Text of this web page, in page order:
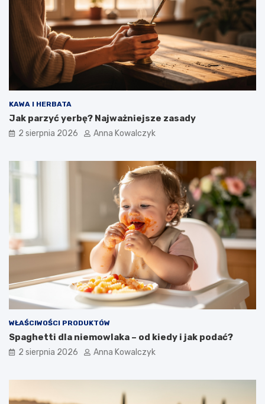
KAWA I HERBATA
Jak parzyć yerbę? Najważniejsze zasady
2 sierpnia 2026 Anna Kowalczyk
WŁAŚCIWOŚCI PRODUKTÓW
Spaghetti dla niemowlaka – od kiedy i jak podać?
2 sierpnia 2026 Anna Kowalczyk